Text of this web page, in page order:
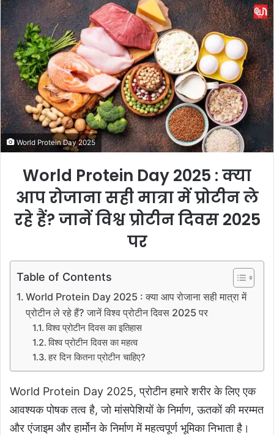
n
d
n
e
m
a
i
l
World Protein Day 2025
World Protein Day 2025 :क्या
आप रोजाना सही मात्रा में प्रोटीन ले
रहे हैं? जानें विश्व प्रोटीन दिवस 2025
पर
Table of Contents
World Protein Day 2025 : क्या आप रोजाना सही मात्रा में
प्रोटीन ले रहे हैं? जानें विश्व प्रोटीन दिवस 2025 पर
विश्व प्रोटीन दिवस का इतिहास
विश्व प्रोटीन दिवस का महत्व
हर दिन कितना प्रोटीन चाहिए?
World Protein Day 2025,प्रोटीन हमारे शरीर के लिए एक
आवश्यक पोषक तत्व है, जो मांसपेशियों के निर्माण, ऊतकों की मरम्मत
और एंजाइम और हार्मोन के निर्माण में महत्वपूर्ण भूमिका निभाता है।